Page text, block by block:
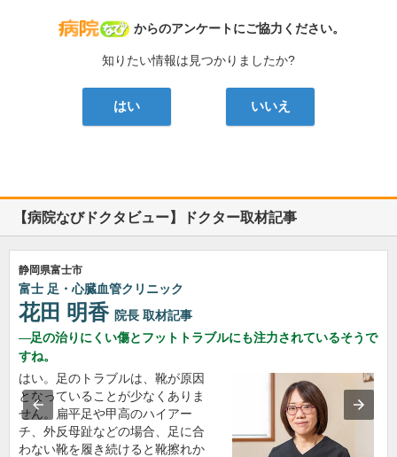
病院なび
からのアンケートにご協力ください。
知りたい情報は見つかりましたか?
はい いいえ
【病院なびドクタビュー】ドクター取材記事
静岡県富士市
富士 足・心臓血管クリニック
花田 明香 院長 取材記事
足の治りにくい傷とフットトラブルにも注力されているそうで
すね。
はい。足のトラブルは、靴が原因
となっていることが少なくありま
せん。扁平足や甲高のハイアー
チ、外反母趾などの場合、足に合
わない靴を履き続けると靴擦れか